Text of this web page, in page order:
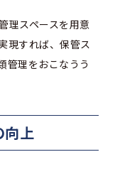
理スペースを用意
現すれば、保管ス
管理をおこなうう
向上